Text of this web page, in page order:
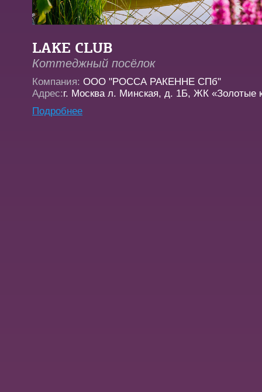
LAKE CLUB
Коттеджный посёлок
Компания: ООО "РОССА РАКЕННЕ СПб"
Адрес:г. Москва л. Минская, д. 1Б, ЖК «Золотые
Подробнее